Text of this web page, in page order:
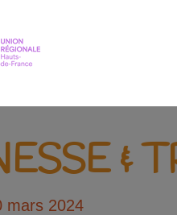
&
mars 2024